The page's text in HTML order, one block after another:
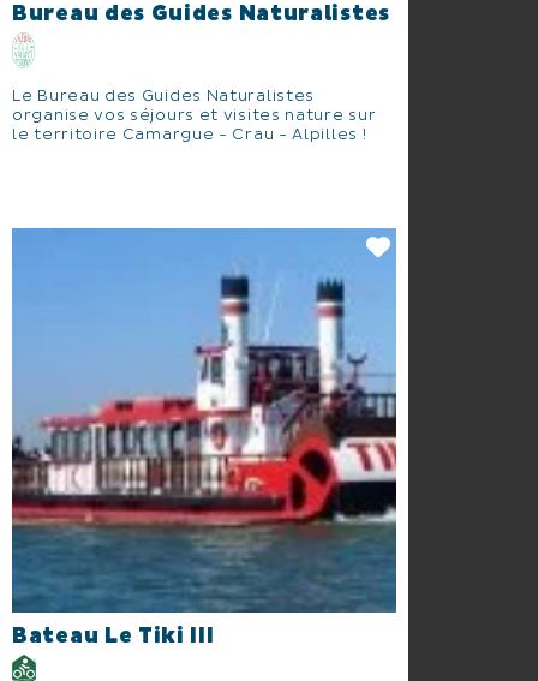
Bureau des Guides Naturalistes
Le Bureau des Guides Naturalistes
organise vos séjours et visites nature sur
le territoire Camargue - Crau - Alpilles !
Bateau Le Tiki III